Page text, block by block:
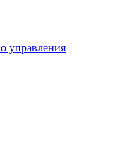
управления